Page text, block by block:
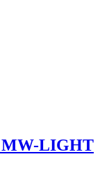
MW-LIGHT